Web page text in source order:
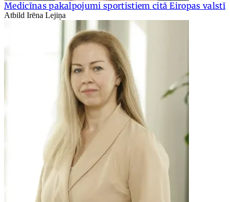
Medicīnas pakalpojumi sportistiem citā Eiropas valstī
Atbild Irēna Lejiņa